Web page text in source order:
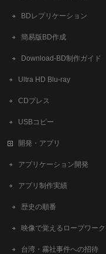
BDレプリケーション
簡易版BD作成
​Download-BD制作ガイド
Ultra HD Blu-ray
CDプレス
USBコピー
開発・アプリ
アプリケーション開発
アプリ制作実績
歴史の順番
映像で覚えるロープワーク
台湾・霧社事件への招待